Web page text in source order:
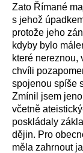
Zato Římané
s jehož
protože jeho
kdyby bylo
které nereznou,
chvíli
spojenou spíše
Zmínil jsem
včetně
poskládaly
dějin. Pro
měla zahrnout